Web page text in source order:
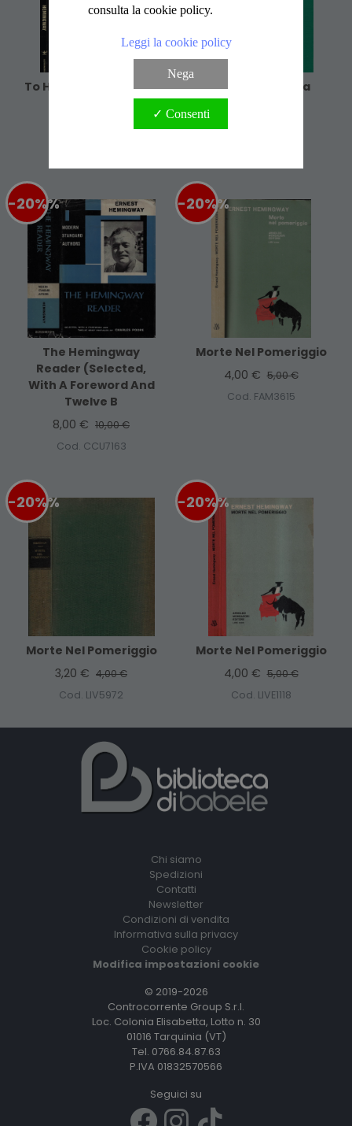
To Have And Have Not
Per Chi Suona La
Camapana
3,20 €
-20%%
The Hemingway
Reader (Selected,
With A Foreword And
Twelve B
8,00 € 10,00 €
Cod. CCU7163
-20%%
Morte Nel Pomeriggio
4,00 € 5,00 €
Cod. FAM3615
-20%%
Morte Nel Pomeriggio
3,20 € 4,00 €
Cod. LIV5972
-20%%
Morte Nel Pomeriggio
4,00 € 5,00 €
Cod. LIVE1118
Chi siamo
Spedizioni
Contatti
Newsletter
Condizioni di vendita
Informativa sulla privacy
Cookie policy
Modifica impostazioni cookie
© 2019-2026
Controcorrente Group S.r.l.
Loc. Colonia Elisabetta, Lotto n. 30
01016 Tarquinia (VT)
Tel. 0766.84.87.63
P.IVA 01832570566
Seguici su
consulta la cookie policy.
Leggi la cookie policy
Nega
✓ Consenti